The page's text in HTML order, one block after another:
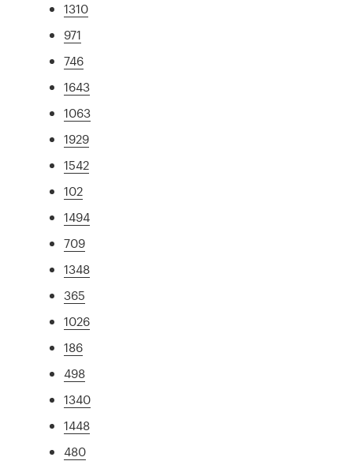
1310
971
746
1643
1063
1929
1542
102
1494
709
1348
365
1026
186
498
1340
1448
480